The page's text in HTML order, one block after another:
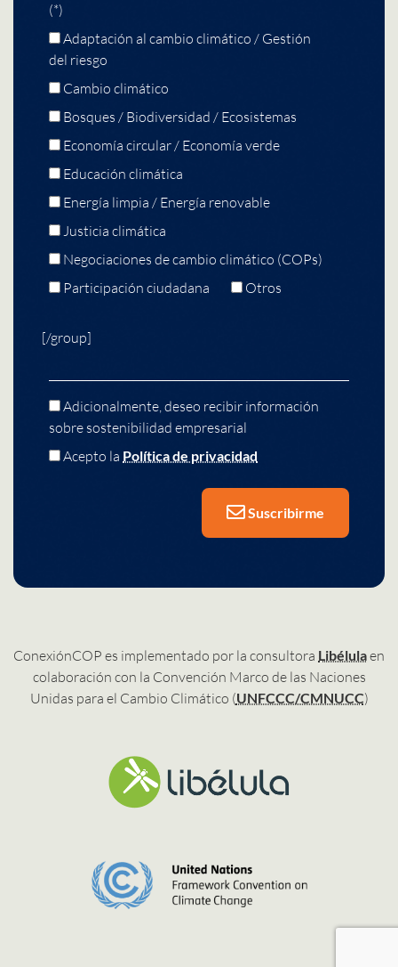
(*)
Adaptación al cambio climático / Gestión
del riesgo
Cambio climático
Bosques / Biodiversidad / Ecosistemas
Economía circular / Economía verde
Educación climática
Energía limpia / Energía renovable
Justicia climática
Negociaciones de cambio climático (COPs)
Participación ciudadana
Otros
[/group]
Adicionalmente, deseo recibir información
sobre sostenibilidad empresarial
Acepto la Política de privacidad
Suscribirme
ConexiónCOP es implementado por la consultora Libélulaen
colaboración con la Convención Marco de las Naciones
Unidas para el Cambio Climático (UNFCCC/CMNUCC)